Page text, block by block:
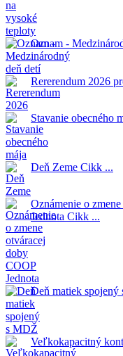
Oznam -
Rererendum 2026
Stavanie obecného
Deň Zeme Cikk ...
Oznámenie o
Jednota Cikk ...
Deň matiek spojený
Veľkokapacitný